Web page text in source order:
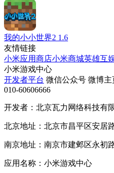
我的小小世界2 1.6
友情链接
小米应用商店小米商城英雄互
小米游戏中心
开发者平台 微信公众号 微博主
010-60606666
开发者：北京瓦力网络科技有
北京地址：北京市昌平区安居
南京地址：南京市建邺区永初
应用名称：小米游戏中心